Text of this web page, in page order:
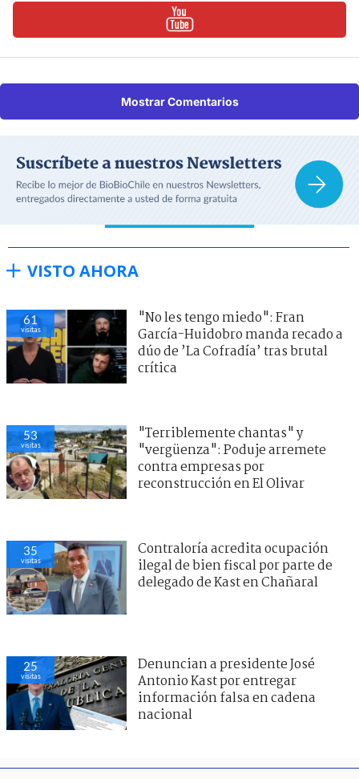
Mostrar Comentarios
VISTO AHORA
61
visitas
"No les tengo miedo": Fran
García-Huidobro manda recado a
dúo de ’La Cofradía’ tras brutal
crítica
53
visitas
"Terriblemente chantas" y
"vergüenza": Poduje arremete
contra empresas por
reconstrucción en El Olivar
35
visitas
Contraloría acredita ocupación
ilegal de bien fiscal por parte de
delegado de Kast en Chañaral
25
visitas
Denuncian a presidente José
Antonio Kast por entregar
información falsa en cadena
nacional